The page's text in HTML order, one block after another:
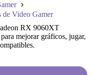
de Video Gamer
RX 9060XT
mejorar gráficos, jugar,